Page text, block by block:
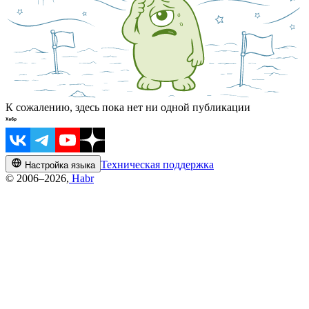
К сожалению, здесь пока нет ни одной публикации
Настройка языка Техническая поддержка
© 2006–2026, Habr